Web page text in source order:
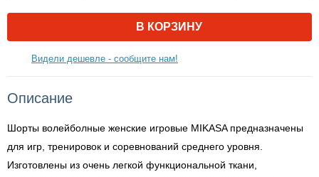
В КОРЗИНУ
Видели дешевле - сообщите нам!
Описание
Шорты волейболные женские игровые MIKASA предназначены
для игр, тренировок и соревнований среднего уровня.
Изготовлены из очень легкой функциональной ткани,